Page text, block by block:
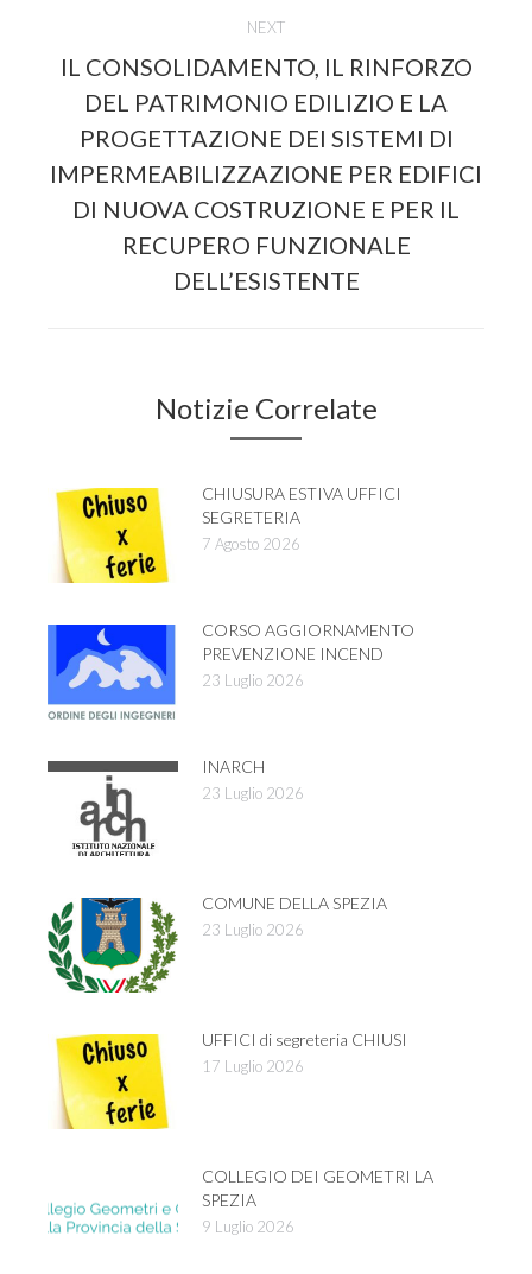
NEXT
Next
post:
IL CONSOLIDAMENTO, IL RINFORZO
DEL PATRIMONIO EDILIZIO E LA
PROGETTAZIONE DEI SISTEMI DI
IMPERMEABILIZZAZIONE PER EDIFICI
DI NUOVA COSTRUZIONE E PER IL
RECUPERO FUNZIONALE
DELL’ESISTENTE
Notizie Correlate
CHIUSURA ESTIVA UFFICI
SEGRETERIA
7 Agosto 2026
CORSO AGGIORNAMENTO
PREVENZIONE INCEND
23 Luglio 2026
INARCH
23 Luglio 2026
COMUNE DELLA SPEZIA
23 Luglio 2026
UFFICI di segreteria CHIUSI
17 Luglio 2026
COLLEGIO DEI GEOMETRI LA
SPEZIA
9 Luglio 2026